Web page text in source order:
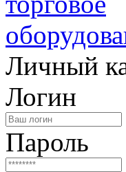
Личный
Логин
Пароль